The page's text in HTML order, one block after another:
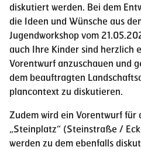
diskutiert werden. Bei dem
die Ideen und Wünsche aus
Jugendworkshop vom
auch Ihre Kinder sind herzlich
Vorentwurf anzuschauen und
dem beauftragten
plancontext zu diskutieren.
Zudem wird ein Vorentwurf für
„Steinplatz“ (Steinstraße /
werden zu dem ebenfalls